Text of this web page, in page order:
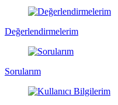
Değerlendirmelerim
Sorularım